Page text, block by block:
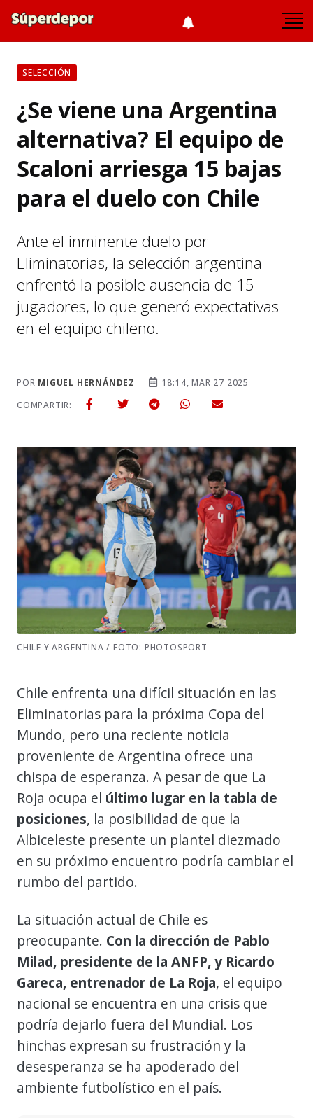
SELECCIÓN
¿Se viene una Argentina
alternativa? El equipo de
Scaloni arriesga 15 bajas
para el duelo con Chile
Ante el inminente duelo por
Eliminatorias, la selección argentina
enfrentó la posible ausencia de 15
jugadores, lo que generó expectativas
en el equipo chileno.
POR MIGUEL HERNÁNDEZ
18:14, MAR 27 2025
COMPARTIR:
CHILE Y ARGENTINA / FOTO: PHOTOSPORT
Chile enfrenta una difícil situación en las
Eliminatorias para la próxima Copa del
Mundo, pero una reciente noticia
proveniente de Argentina ofrece una
chispa de esperanza. A pesar de que La
Roja ocupa el último lugar en la tabla de
posiciones, la posibilidad de que la
Albiceleste presente un plantel diezmado
en su próximo encuentro podría cambiar el
rumbo del partido.
La situación actual de Chile es
preocupante. Con la dirección de Pablo
Milad, presidente de la ANFP, y Ricardo
Gareca, entrenador de La Roja, el equipo
nacional se encuentra en una crisis que
podría dejarlo fuera del Mundial. Los
hinchas expresan su frustración y la
desesperanza se ha apoderado del
ambiente futbolístico en el país.